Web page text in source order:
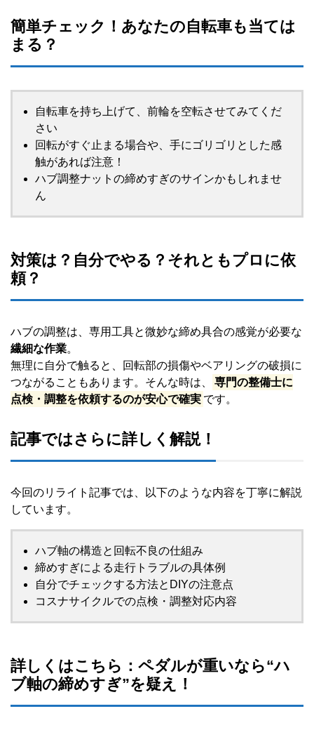
簡単チェック！あなたの自転車も当ては
まる？
自転車を持ち上げて、前輪を空転させてみてくだ
さい
回転がすぐ止まる場合や、手にゴリゴリとした感
触があれば注意！
ハブ調整ナットの締めすぎのサインかもしれませ
ん
対策は？自分でやる？それともプロに依
頼？
ハブの調整は、専用工具と微妙な締め具合の感覚が必要な
繊細な作業。
無理に自分で触ると、回転部の損傷やベアリングの破損に
つながることもあります。そんな時は、
専門の整備士に
点検・調整を依頼するのが安心で確実 です。
記事ではさらに詳しく解説！
今回のリライト記事では、以下のような内容を丁寧に解説
しています。
ハブ軸の構造と回転不良の仕組み
締めすぎによる走行トラブルの具体例
自分でチェックする方法とDIYの注意点
コスナサイクルでの点検・調整対応内容
詳しくはこちら：ペダルが重いなら“ハ
ブ軸の締めすぎ”を疑え！